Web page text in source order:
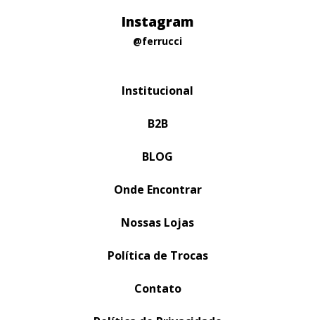
Instagram
@ferrucci
Institucional
B2B
BLOG
Onde Encontrar
Nossas Lojas
Política de Trocas
Contato